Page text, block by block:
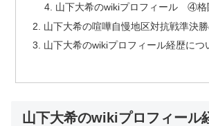
山下大希のwikiプロフィール ④格
山下大希の喧嘩自慢地区対抗戦準決
山下大希のwikiプロフィール経歴につ
山下大希のwikiプロフィール